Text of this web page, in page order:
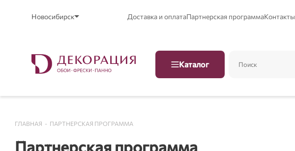
Новосибирск Доставка и оплатаПартнерская программаКонтакты
Каталог
ГЛАВНАЯ - ПАРТНЕРСКАЯ ПРОГРАММА
Партнерская программа